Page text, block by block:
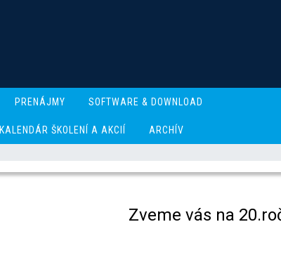
PRENÁJMY SOFTWARE & DOWNLOAD
KALENDÁR ŠKOLENÍ A AKCIÍ ARCHÍV
Zveme vás na